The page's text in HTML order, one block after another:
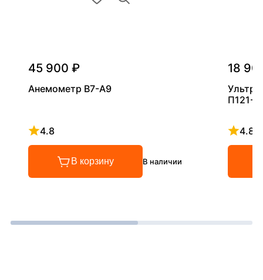
45 900 ₽
Анемометр В7-А9
4.8
Рейтинг 4.8 из 5
В корзину В наличии
18
П121-
4.8